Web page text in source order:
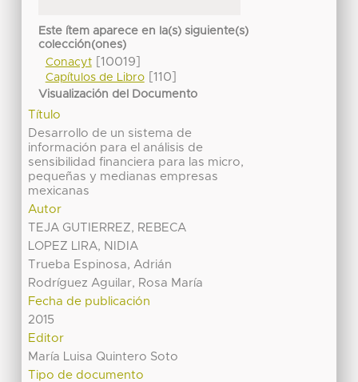
Este ítem aparece en la(s) siguiente(s)
colección(ones)
Conacyt[10019]
Capítulos de Libro[110]
Visualización del Documento
Título
Desarrollo de un sistema de
información para el análisis de
sensibilidad financiera para las micro,
pequeñas y medianas empresas
mexicanas
Autor
TEJA GUTIERREZ, REBECA
LOPEZ LIRA, NIDIA
Trueba Espinosa, Adrián
Rodríguez Aguilar, Rosa María
Fecha de publicación
2015
Editor
María Luisa Quintero Soto
Tipo de documento